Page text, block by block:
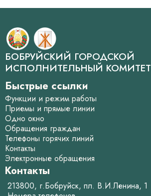
БОБРУЙСКИЙ ГОРОДСКОЙ
ИСПОЛНИТЕЛЬНЫЙ КОМИТЕТ
Быстрые ссылки
Функции и режим работы
Приемы и прямые линии
Одно окно
Обращения граждан
Телефоны горячих линий
Контакты
Электронные обращения
Контакты
213800, г.Бобруйск, пл. В.И.Ленина, 1